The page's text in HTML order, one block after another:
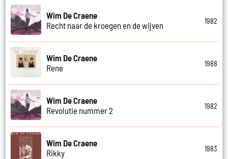
Wim De Craene
Recht naar de kroegen en de wijven
1982
Wim De Craene
Rene
1988
Wim De Craene
Revolutie nummer 2
1982
Wim De Craene
Rikky
1983